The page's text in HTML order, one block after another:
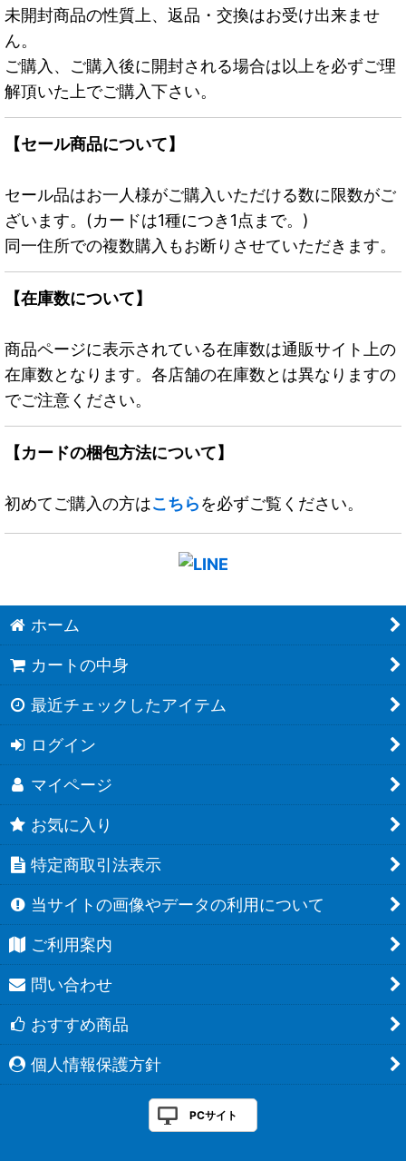
未開封商品の性質上、返品・交換はお受け出来ませ
ん。
ご購入、ご購入後に開封される場合は以上を必ずご理
解頂いた上でご購入下さい。
【セール商品について】
セール品はお一人様がご購入いただける数に限数がご
ざいます。(カードは1種につき1点まで。)
同一住所での複数購入もお断りさせていただきます。
【在庫数について】
商品ページに表示されている在庫数は通販サイト上の
在庫数となります。各店舗の在庫数とは異なりますの
でご注意ください。
【カードの梱包方法について】
初めてご購入の方はこちらを必ずご覧ください。
ホーム
カートの中身
最近チェックしたアイテム
ログイン
マイページ
お気に入り
特定商取引法表示
当サイトの画像やデータの利用について
ご利用案内
問い合わせ
おすすめ商品
個人情報保護方針
PCサイト